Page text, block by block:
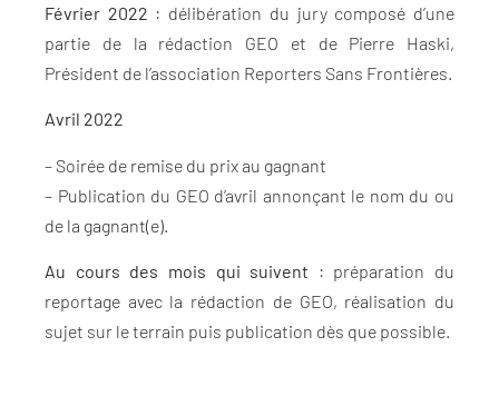
Février 2022 : délibération du jury composé d’une
partie de la rédaction GEO et de Pierre Haski,
Président de l’association Reporters Sans Frontières.
Avril 2022
– Soirée de remise du prix au gagnant
– Publication du GEO d’avril annonçant le nom du ou
de la gagnant(e).
Au cours des mois qui suivent : préparation du
reportage avec la rédaction de GEO, réalisation du
sujet sur le terrain puis publication dès que possible.